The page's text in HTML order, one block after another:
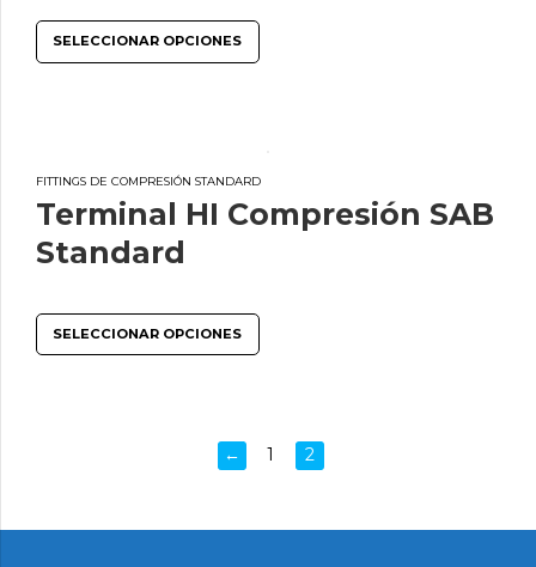
SELECCIONAR OPCIONES
FITTINGS DE COMPRESIÓN STANDARD
Terminal HI Compresión SAB
Standard
SELECCIONAR OPCIONES
← 1 2